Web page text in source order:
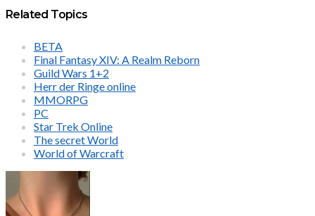
Related Topics
BETA
Final Fantasy XIV: A Realm Reborn
Guild Wars 1+2
Herr der Ringe online
MMORPG
PC
Star Trek Online
The secret World
World of Warcraft